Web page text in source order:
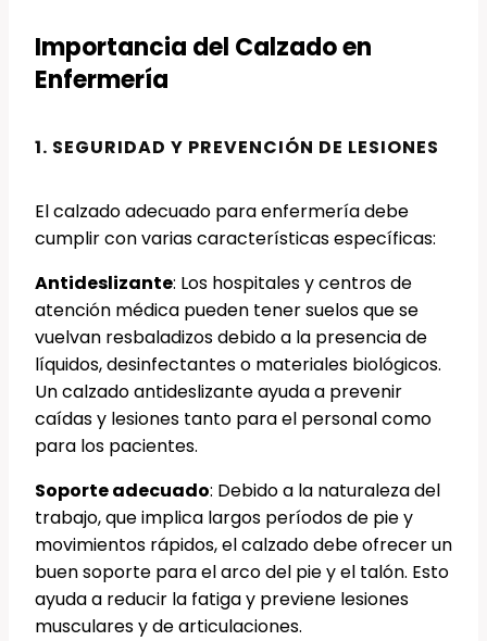
Importancia del Calzado en
Enfermería
1. SEGURIDAD Y PREVENCIÓN DE LESIONES
El calzado adecuado para enfermería debe
cumplir con varias características específicas:
Antideslizante: Los hospitales y centros de
atención médica pueden tener suelos que se
vuelvan resbaladizos debido a la presencia de
líquidos, desinfectantes o materiales biológicos.
Un calzado antideslizante ayuda a prevenir
caídas y lesiones tanto para el personal como
para los pacientes.
Soporte adecuado: Debido a la naturaleza del
trabajo, que implica largos períodos de pie y
movimientos rápidos, el calzado debe ofrecer un
buen soporte para el arco del pie y el talón. Esto
ayuda a reducir la fatiga y previene lesiones
musculares y de articulaciones.